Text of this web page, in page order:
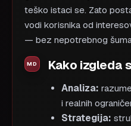
teško istaci se. Zato
vodi korisnika od
— bez nepotrebnog
Kako izgleda
Analiza:
i realnih
Strategija: